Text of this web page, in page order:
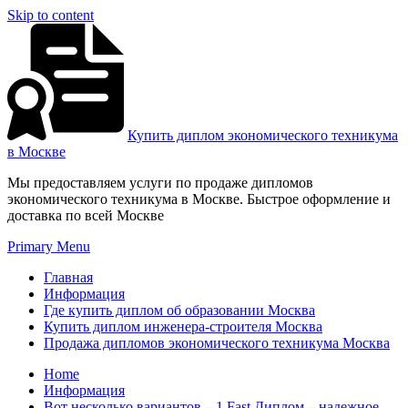
Skip to content
Купить диплом экономического техникума
в Москве
Мы предоставляем услуги по продаже дипломов
экономического техникума в Москве. Быстрое оформление и
доставка по всей Москве
Primary Menu
Главная
Информация
Где купить диплом об образовании Москва
Купить диплом инженера-строителя Москва
Продажа дипломов экономического техникума Москва
Home
Информация